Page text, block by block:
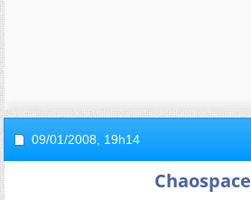
09/01/2008, 19h14
Chaospace